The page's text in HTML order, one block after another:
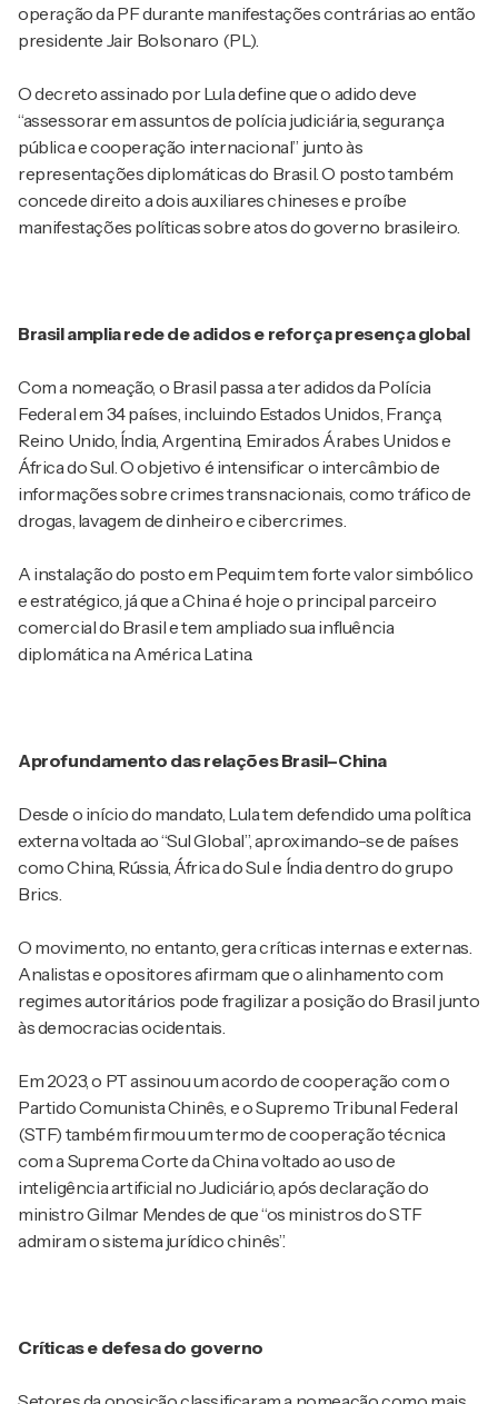
operação da PF durante manifestações contrárias ao então
presidente Jair Bolsonaro (PL).
O decreto assinado por Lula define que o adido deve
“assessorar em assuntos de polícia judiciária, segurança
pública e cooperação internacional” junto às
representações diplomáticas do Brasil. O posto também
concede direito a dois auxiliares chineses e proíbe
manifestações políticas sobre atos do governo brasileiro.
Brasil amplia rede de adidos e reforça presença global
Com a nomeação, o Brasil passa a ter adidos da Polícia
Federal em 34 países, incluindo Estados Unidos, França,
Reino Unido, Índia, Argentina, Emirados Árabes Unidos e
África do Sul. O objetivo é intensificar o intercâmbio de
informações sobre crimes transnacionais, como tráfico de
drogas, lavagem de dinheiro e cibercrimes.
A instalação do posto em Pequim tem forte valor simbólico
e estratégico, já que a China é hoje o principal parceiro
comercial do Brasil e tem ampliado sua influência
diplomática na América Latina.
Aprofundamento das relações Brasil–China
Desde o início do mandato, Lula tem defendido uma política
externa voltada ao “Sul Global”, aproximando-se de países
como China, Rússia, África do Sul e Índia dentro do grupo
Brics.
O movimento, no entanto, gera críticas internas e externas.
Analistas e opositores afirmam que o alinhamento com
regimes autoritários pode fragilizar a posição do Brasil junto
às democracias ocidentais.
Em 2023, o PT assinou um acordo de cooperação com o
Partido Comunista Chinês, e o Supremo Tribunal Federal
(STF) também firmou um termo de cooperação técnica
com a Suprema Corte da China voltado ao uso de
inteligência artificial no Judiciário, após declaração do
ministro Gilmar Mendes de que “os ministros do STF
admiram o sistema jurídico chinês”.
Críticas e defesa do governo